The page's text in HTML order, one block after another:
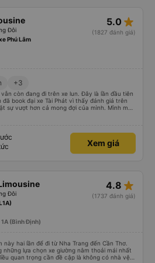
Đôi
5.0 star_rate
(1827 đánh giá)
Phú Lâm
+3
còn đang đi trên xe lun. Đây là lần đầu tiên
book đại xe Tài Phát vì thấy đánh giá trên
sự vượt hơn cả mong đợi của mình. Mình mua
Nhân viên của nhà xe phải nói là siêu nhiệt
luôn hỗ trợ xách vali giùm tụi mình. Trên xe thì
khách còn chuẩn bị cả thuốc say xe, dép,
Nchung là phải chấm nhà xe 10 sao mới
Xem giá
Đôi
4.8 star_rate
(1737 đánh giá)
(Bình Định)
này hai lần để đi từ Nha Trang đến Cần Thơ.
lựa chọn xe giường nằm thoải mái nhất
quan trọng cần đề cập là không có nhà vệ